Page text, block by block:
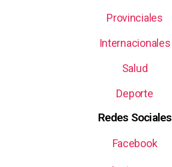
Provinciales
Internacionales
Salud
Deporte
Redes Sociales
Facebook